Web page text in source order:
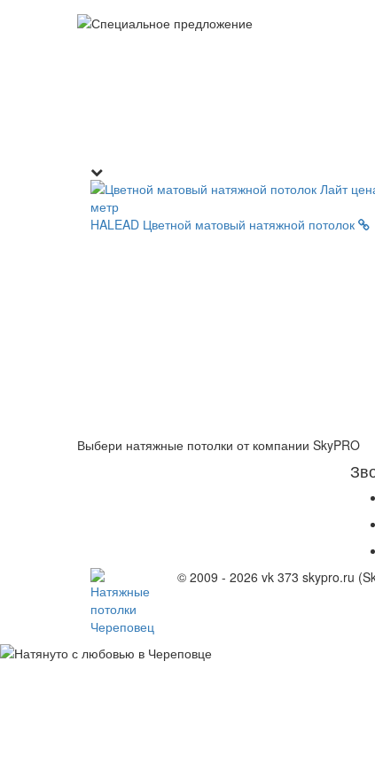
HALEAD Цветной матовый натяжной потолок
Выбери натяжные потолки от компании SkyPRO
© 2009 - 2026 vk 373 skypro.ru